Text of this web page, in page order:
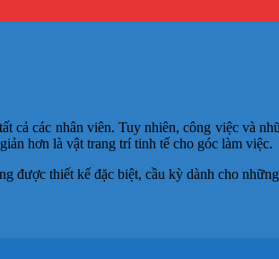
các nhân viên. Tuy nhiên, công việc và
hơn là vật trang trí tinh tế cho góc làm việc.
được thiết kế đặc biệt, cầu kỳ dành cho